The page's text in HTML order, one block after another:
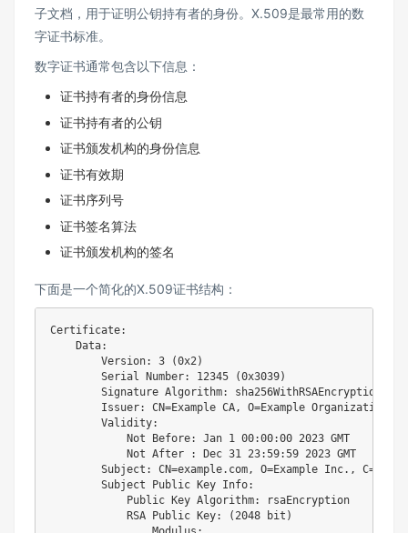
子文档，用于证明公钥持有者的身份。X.509是最常用的数
字证书标准。
数字证书通常包含以下信息：
证书持有者的身份信息
证书持有者的公钥
证书颁发机构的身份信息
证书有效期
证书序列号
证书签名算法
证书颁发机构的签名
下面是一个简化的X.509证书结构：
Certificate:
    Data:
        Version: 3 (0x2)
        Serial Number: 12345 (0x3039)
        Signature Algorithm: sha256WithRSAEncryption
Issuer: CN=Example CA, O=Example Organization,
        Validity:
            Not Before: Jan 1 00:00:00 2023 GMT
            Not After : Dec 31 23:59:59 2023 GMT
        Subject: CN=example.com, O=Example Inc., C=US
        Subject Public Key Info:
            Public Key Algorithm: rsaEncryption
            RSA Public Key: (2048 bit)